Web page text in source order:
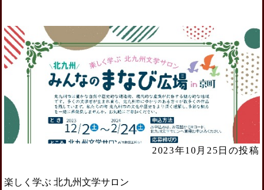
2023年10月25日の投稿
楽しく学ぶ 北九州文学サロン